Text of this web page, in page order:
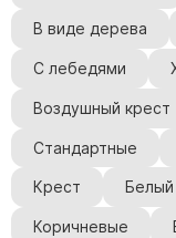
В виде дерева
С лебедями
Воздушный крест
Стандартные
Крест
Коричневые